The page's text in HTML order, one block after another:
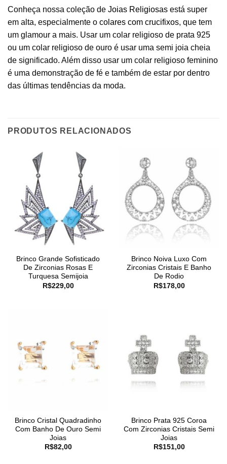
Conheça nossa coleção de Joias Religiosas está super
em alta, especialmente o colares com crucifixos, que tem
um glamour a mais. Usar um colar religioso de prata 925
ou um colar religioso de ouro é usar uma semi joia cheia
de significado. Além disso usar um colar religioso feminino
é uma demonstração de fé e também de estar por dentro
das últimas tendências da moda.
PRODUTOS RELACIONADOS
Brinco Grande Sofisticado
De Zirconias Rosas E
Turquesa Semijoia
R$229,00
Brinco Noiva Luxo Com
Zirconias Cristais E Banho
De Rodio
R$178,00
Brinco Cristal Quadradinho
Com Banho De Ouro Semi
Joias
R$82,00
Brinco Prata 925 Coroa
Com Zirconias Cristais Semi
Joias
R$151,00